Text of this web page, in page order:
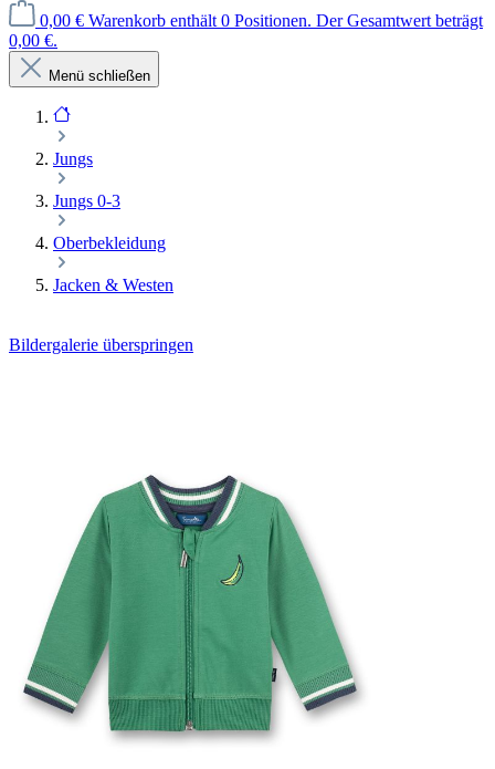
0,00 € Warenkorb enthält 0 Positionen. Der Gesamtwert beträgt
0,00 €.
Menü schließen
Jungs
Jungs 0-3
Oberbekleidung
Jacken & Westen
Bildergalerie überspringen